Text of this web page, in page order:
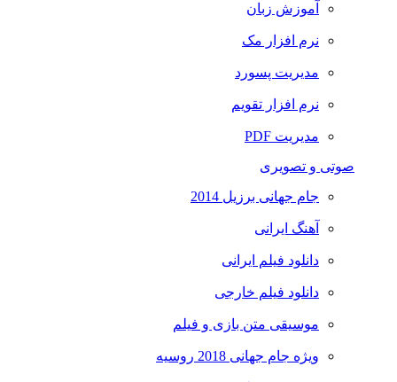
آموزش زبان
نرم افزار مک
مدیریت پسورد
نرم افزار تقویم
مدیریت PDF
صوتی و تصویری
جام جهانی برزیل 2014
آهنگ ایرانی
دانلود فیلم ایرانی
دانلود فیلم خارجی
موسیقی متن بازی و فیلم
ویژه جام جهانی 2018 روسیه